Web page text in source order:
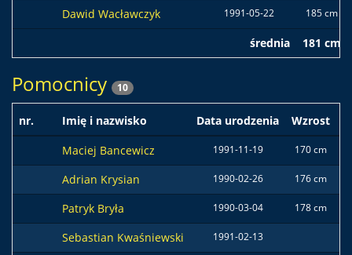
Dawid Wacławczyk 1991-05-22 185 cm
średnia 181 cm
Pomocnicy 10
nr. Imię i nazwisko Data urodzenia Wzrost
Maciej Bancewicz
1991-11-19 170 cm
Adrian Krysian 1990-02-26 176 cm
Patryk Bryła 1990-03-04 178 cm
Sebastian Kwaśniewski 1991-02-13